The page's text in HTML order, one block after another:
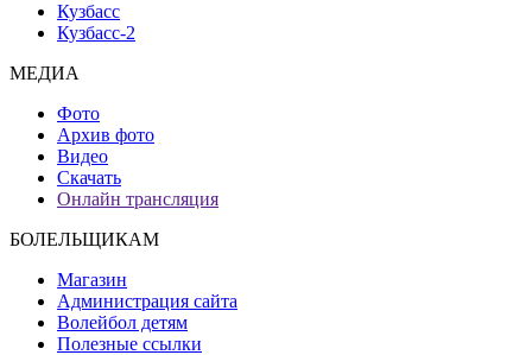
Кузбасс
Кузбасс-2
МЕДИА
Фото
Архив фото
Видео
Скачать
Онлайн трансляция
БОЛЕЛЬЩИКАМ
Магазин
Администрация сайта
Волейбол детям
Полезные ссылки